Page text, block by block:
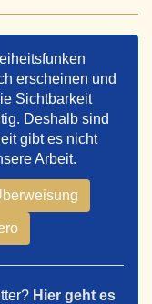
erscheinen und
Sichtbarkeit
Deshalb sind
gibt es nicht
Arbeit.
Hier geht es